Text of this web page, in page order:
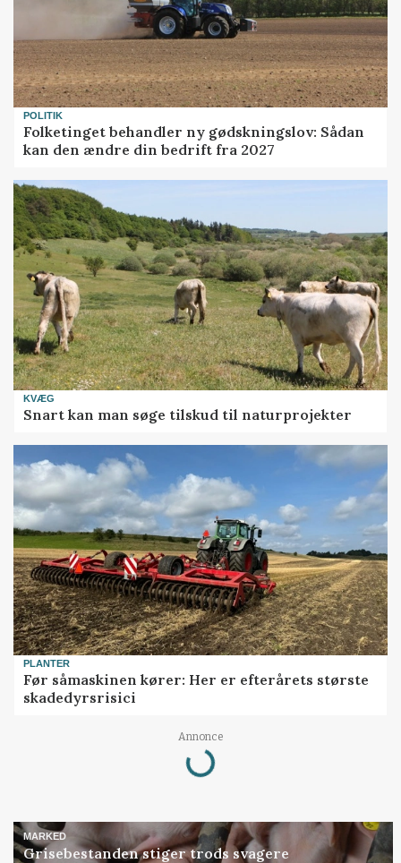
POLITIK
Folketinget behandler ny gødskningslov: Sådan
kan den ændre din bedrift fra 2027
KVÆG
Snart kan man søge tilskud til naturprojekter
PLANTER
Før såmaskinen kører: Her er efterårets største
skadedyrsrisici
Annonce
Loading...
MARKED
Grisebestanden stiger trods svagere